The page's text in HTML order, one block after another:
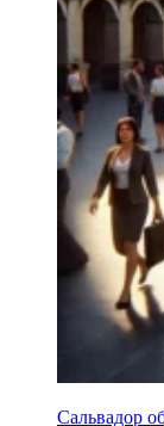
Сальвадор